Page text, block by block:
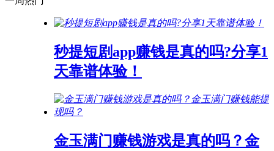
秒提短剧app赚钱是真的吗?分享1
天靠谱体验！
金玉满门赚钱游戏是真的吗？金